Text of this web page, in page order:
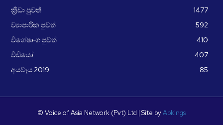
ක්‍රීඩා පුවත්
1477
ව්‍යාපාරික පුවත්
592
විශේෂාංග පුවත්
410
වීඩීයෝ
407
අයවැය 2019
85
© Voice of Asia Network (Pvt) Ltd | Site byApkings